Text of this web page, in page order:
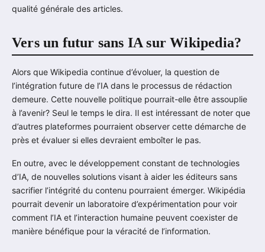
qualité générale des articles.
Vers un futur sans IA sur Wikipedia?
Alors que Wikipedia continue d’évoluer, la question de
l’intégration future de l’IA dans le processus de rédaction
demeure. Cette nouvelle politique pourrait-elle être assouplie
à l’avenir? Seul le temps le dira. Il est intéressant de noter que
d’autres plateformes pourraient observer cette démarche de
près et évaluer si elles devraient emboîter le pas.
En outre, avec le développement constant de technologies
d’IA, de nouvelles solutions visant à aider les éditeurs sans
sacrifier l’intégrité du contenu pourraient émerger. Wikipédia
pourrait devenir un laboratoire d’expérimentation pour voir
comment l’IA et l’interaction humaine peuvent coexister de
manière bénéfique pour la véracité de l’information.